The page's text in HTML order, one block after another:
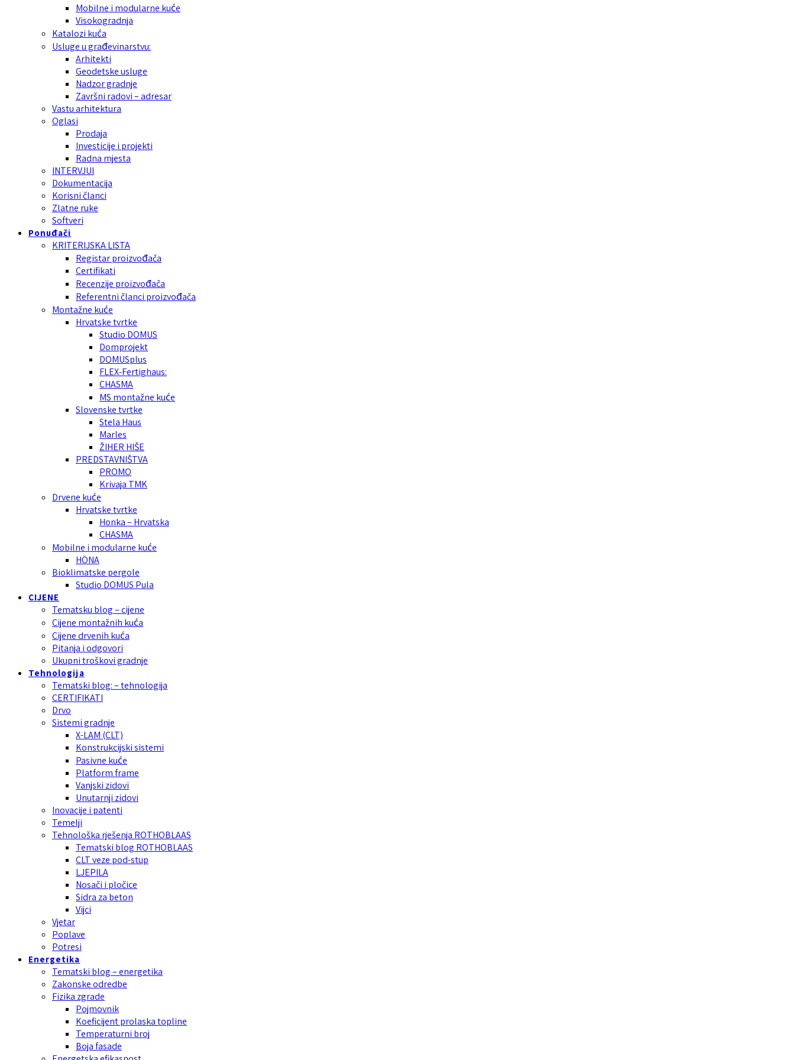
Mobilne i modularne kuće
Visokogradnja
Katalozi kuća
Usluge u građevinarstvu:
Arhitekti
Geodetske usluge
Nadzor gradnje
Završni radovi – adresar
Vastu arhitektura
Oglasi
Prodaja
Investicije i projekti
Radna mjesta
INTERVJUI
Dokumentacija
Korisni članci
Zlatne ruke
Softveri
Ponuđači
KRITERIJSKA LISTA
Registar proizvođača
Certifikati
Recenzije proizvođača
Referentni članci proizvođača
Montažne kuće
Hrvatske tvrtke
Studio DOMUS
Domprojekt
DOMUSplus
FLEX-Fertighaus:
CHASMA
MS montažne kuće
Slovenske tvrtke
Stela Haus
Marles
ŽIHER HIŠE
PREDSTAVNIŠTVA
PROMO
Krivaja TMK
Drvene kuće
Hrvatske tvrtke
Honka – Hrvatska
CHASMA
Mobilne i modularne kuće
HÖNA
Bioklimatske pergole
Studio DOMUS Pula
CIJENE
Tematsku blog – cijene
Cijene montažnih kuća
Cijene drvenih kuća
Pitanja i odgovori
Ukupni troškovi gradnje
Tehnologija
Tematski blog: – tehnologija
CERTIFIKATI
Drvo
Sistemi gradnje
X-LAM (CLT)
Konstrukcijski sistemi
Pasivne kuće
Platform frame
Vanjski zidovi
Unutarnji zidovi
Inovacije i patenti
Temelji
Tehnološka rješenja ROTHOBLAAS
Tematski blog ROTHOBLAAS
CLT veze pod-stup
LJEPILA
Nosači i pločice
Sidra za beton
Vijci
Vjetar
Poplave
Potresi
Energetika
Tematski blog – energetika
Zakonske odredbe
Fizika zgrade
Pojmovnik
Koeficijent prolaska topline
Temperaturni broj
Boja fasade